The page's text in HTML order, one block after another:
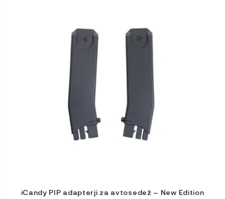
iCandy PIP adapterji za avtosedež – New Edition